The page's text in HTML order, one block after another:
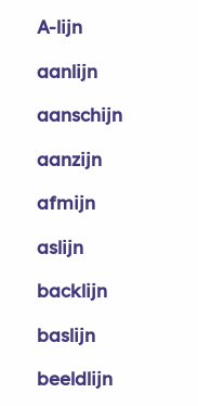
A-lijn
aanlijn
aanschijn
aanzijn
afmijn
aslijn
backlijn
baslijn
beeldlijn